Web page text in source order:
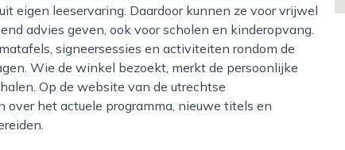
eigen leeservaring. Daardoor kunnen ze voor vrijwel
advies geven, ook voor scholen en kinderopvang.
signeersessies en activiteiten rondom de
Wie de winkel bezoekt, merkt de persoonlijke
Op de website van de utrechtse
het actuele programma, nieuwe titels en